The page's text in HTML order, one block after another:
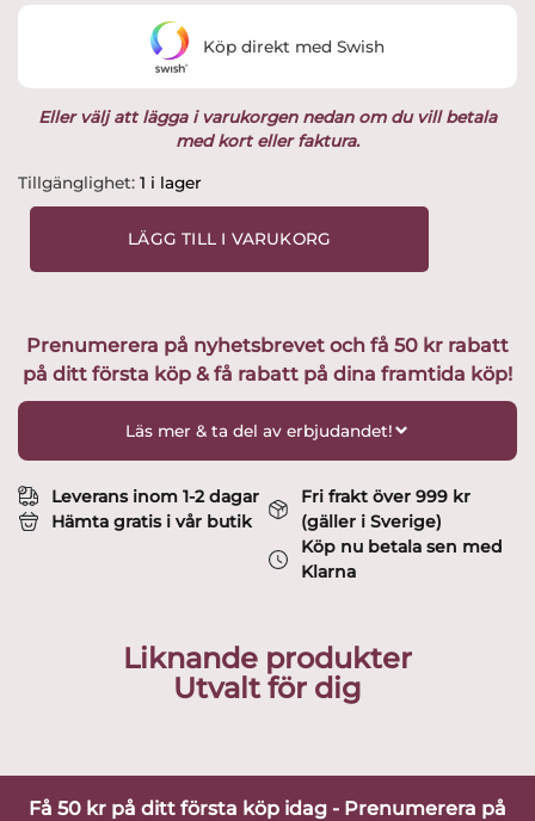
var:
16,000 kr.12,999 kr.
Eller välj att lägga i varukorgen nedan om du vill betala
med kort eller faktura.
Tillgänglighet: 1 i lager
Kosta
Boda
Guitar
Square
Kjell
Engman
LÄGG TILL I VARUKORG
Köp direkt med Swish
Prenumerera på nyhetsbrevet och få 50 kr rabatt
på ditt första köp & få rabatt på dina framtida köp!
Läs mer & ta del av erbjudandet!
Leverans inom 1-2 dagar
Hämta gratis i vår butik
Fri frakt över 999 kr
(gäller i Sverige)
Köp nu betala sen med
Klarna
Liknande produkter
Utvalt för dig
Få 50 kr på ditt första köp idag - Prenumerera på